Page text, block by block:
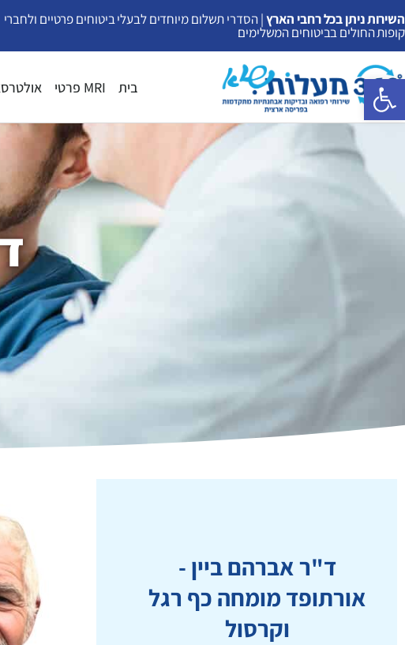
דילוג
לתוכן
השירות ניתן בכל רחבי הארץ| הסדרי תשלום מיוחדים לבעלי ביטוחים פרטיים ולחברי
קופות החולים בביטוחים המשלימים
בית MRI פרטי
ד"ר אברהם ביין -
אורתופד מומחה כף רגל
וקרסול
פתח סרגל נגישות